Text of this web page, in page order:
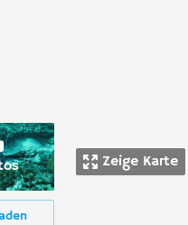
Zeige Karte